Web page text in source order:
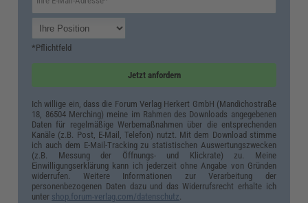
*Pflichtfeld
Jetzt anfordern
Ich willige ein, dass die Forum Verlag Herkert GmbH (Mandichostraße
18, 86504 Merching) meine im Rahmen des Downloads angegebenen
Daten für regelmäßige Werbemaßnahmen über die entsprechenden
Kanäle (z.B. Post, E-Mail, Telefon) nutzt. Mit dem Download stimme
ich auch dem E-Mail-Tracking zu statistischen Auswertungszwecken
(z.B. Messung der Öffnungs- und Klickrate) zu. Meine
Einwilligungserklärung kann ich jederzeit ohne Angabe von Gründen
widerrufen. Weitere Informationen zur Verarbeitung der
personenbezogenen Daten dazu und das Widerrufsrecht erhalte ich
unter shop.forum-verlag.com/datenschutz.